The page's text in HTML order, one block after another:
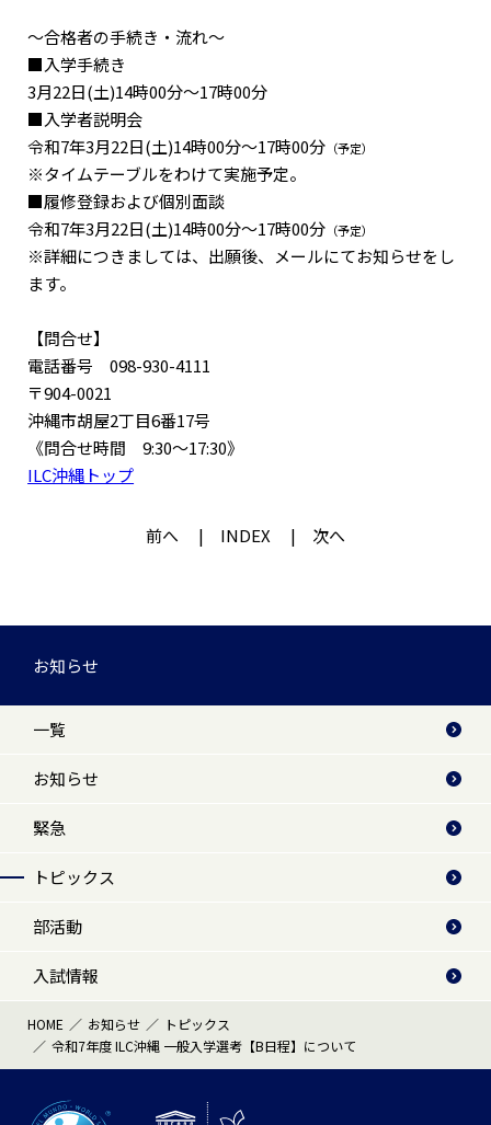
〜合格者の手続き・流れ〜
■入学手続き
3月22日(土)14時00分～17時00分
■入学者説明会
令和7年3月22日(土)14時00分～17時00分 （予定）
※タイムテーブルをわけて実施予定。
■履修登録および個別面談
令和7年3月22日(土)14時00分～17時00分 （予定）
※詳細につきましては、出願後、メールにてお知らせをし
ます。
【問合せ】
電話番号 098-930-4111
〒904-0021
沖縄市胡屋2丁目6番17号
《問合せ時間 9:30〜17:30》
ILC沖縄トップ
前へ INDEX 次へ
お知らせ
一覧
お知らせ
緊急
トピックス
部活動
入試情報
HOME お知らせ
トピックス
令和7年度 ILC沖縄 一般入学選考【B日程】について